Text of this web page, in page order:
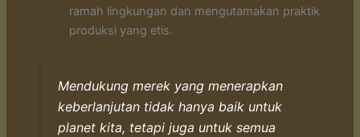
ramah lingkungan dan mengutamakan praktik
produksi yang etis.
Mendukung merek yang menerapkan
keberlanjutan tidak hanya baik untuk
planet kita, tetapi juga untuk semua